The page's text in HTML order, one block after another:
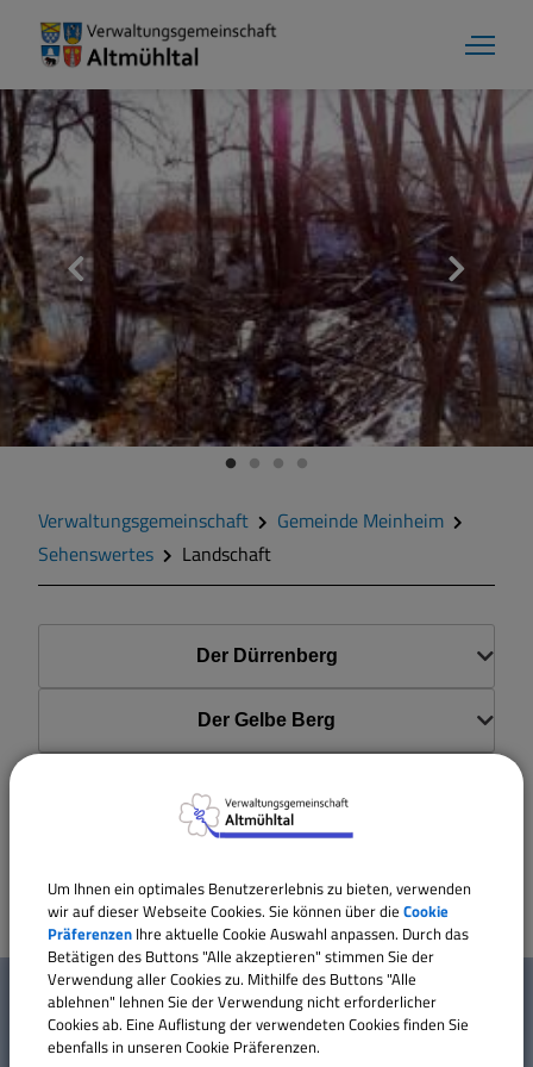
Gemeinde Meinheim
Grußwort
Kontakt
Veranstaltungen
Zahlen und Daten
Gegend
Geschichte
Wappen
Gemeinderat
Gemeindeteile
Dorfwettbewerb
Mitteilungsblatt
Verwaltungsgemeinschaft
Gemeinde Meinheim
Sehenswertes
Landschaft
Der Dürrenberg
Der Gelbe Berg
W
Mehr entdecken
Kontakt
Um Ihnen ein optimales Benutzererlebnis zu bieten, verwenden
wir auf dieser Webseite Cookies. Sie können über die Cookie
Präferenzen Ihre aktuelle Cookie Auswahl anpassen. Durch das
Betätigen des Buttons "Alle akzeptieren" stimmen Sie der
Verwendung aller Cookies zu. Mithilfe des Buttons "Alle
ablehnen" lehnen Sie der Verwendung nicht erforderlicher
Cookies ab. Eine Auflistung der verwendeten Cookies finden Sie
ebenfalls in unseren Cookie Präferenzen.